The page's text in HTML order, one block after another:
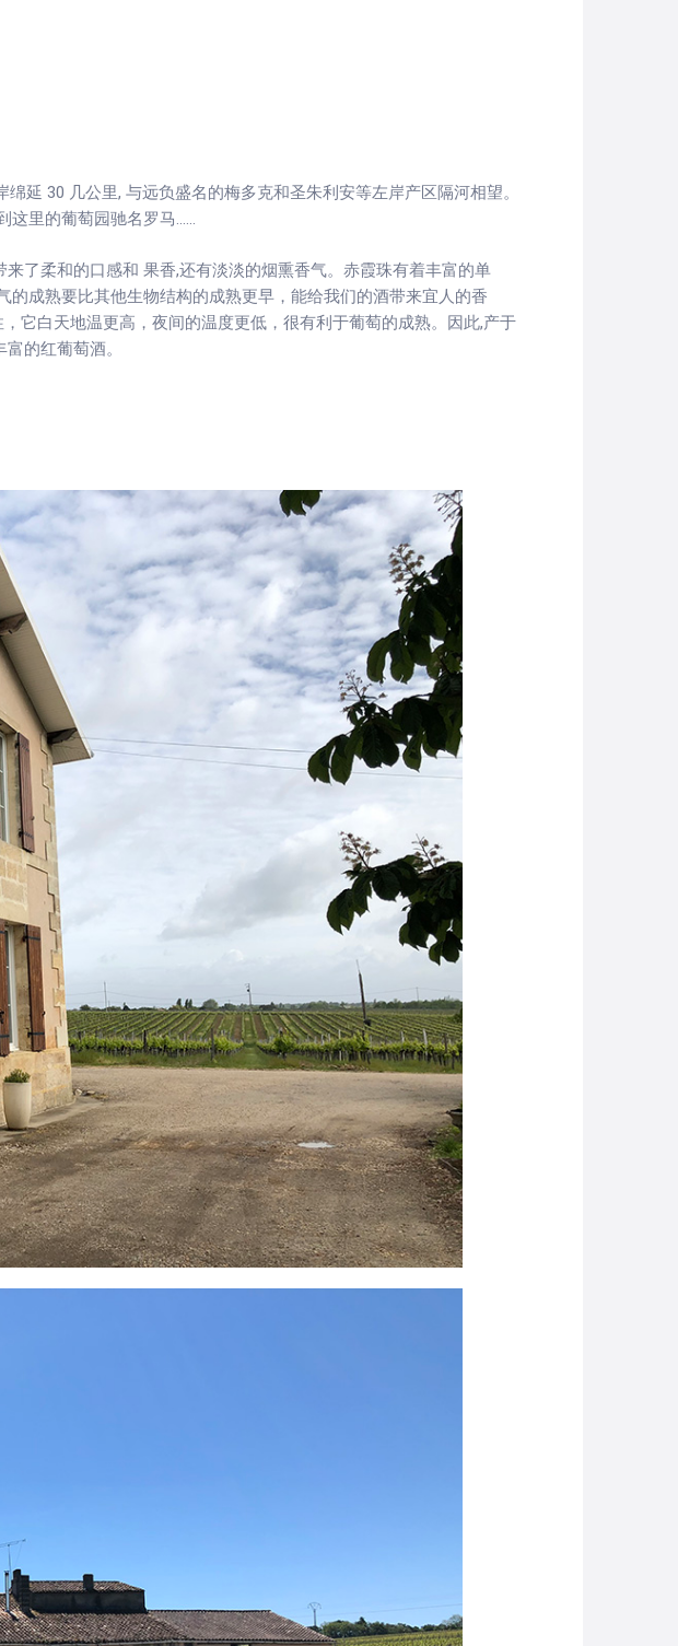
延 30 几公里, 与远负盛名的梅多克和圣朱利安等左岸产区隔河相望。
里的葡萄园驰名罗马......
了柔和的口感和 果香,还有淡淡的烟熏香气。赤霞珠有着丰富的单
成熟要比其他生物结构的成熟更早，能给我们的酒带来宜人的香
它白天地温更高，夜间的温度更低，很有利于葡萄的成熟。因此,产于
的红葡萄酒。